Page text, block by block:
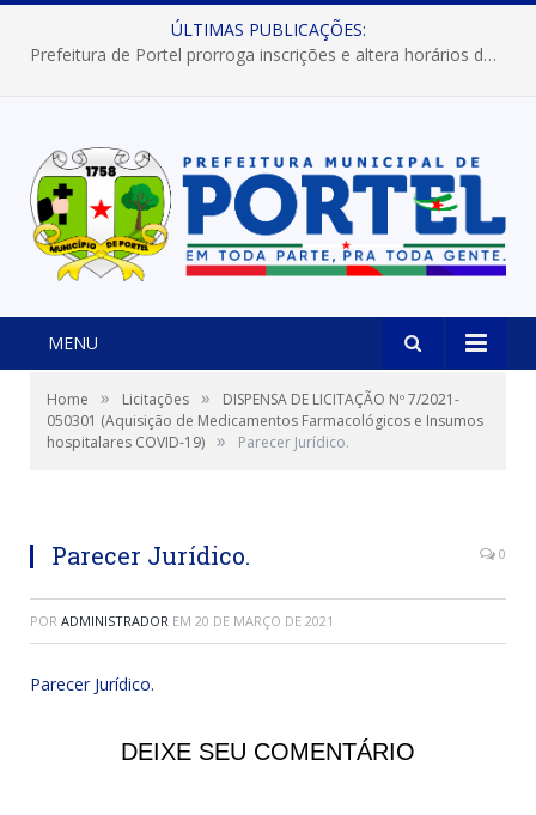
ÚLTIMAS PUBLICAÇÕES:
Prefeitura de Portel prorroga inscrições e altera horários dos concursos “Musa” e “Miss Mix Verão 2026”
MENU
Home » Licitações »
DISPENSA DE LICITAÇÃO Nº 7/2021-
050301 (Aquisição de Medicamentos Farmacológicos e Insumos
hospitalares COVID-19) » Parecer Jurídico.
Parecer Jurídico. 0
POR ADMINISTRADOR EM 20 DE MARÇO DE 2021
Parecer Jurídico.
DEIXE SEU COMENTÁRIO